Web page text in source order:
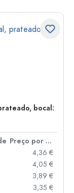
bocal:
Preço por peça
4,36 €
4,05 €
3,89 €
3,35 €